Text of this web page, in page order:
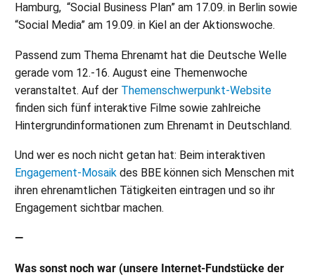
Hamburg, “Social Business Plan” am 17.09. in Berlin sowie
“Social Media” am 19.09. in Kiel an der Aktionswoche.
Passend zum Thema Ehrenamt hat die Deutsche Welle
gerade vom 12.-16. August eine Themenwoche
veranstaltet. Auf der Themenschwerpunkt-Website
finden sich fünf interaktive Filme sowie zahlreiche
Hintergrundinformationen zum Ehrenamt in Deutschland.
Und wer es noch nicht getan hat: Beim interaktiven
Engagement-Mosaik des BBE können sich Menschen mit
ihren ehrenamtlichen Tätigkeiten eintragen und so ihr
Engagement sichtbar machen.
—
Was sonst noch war (unsere Internet-Fundstücke der